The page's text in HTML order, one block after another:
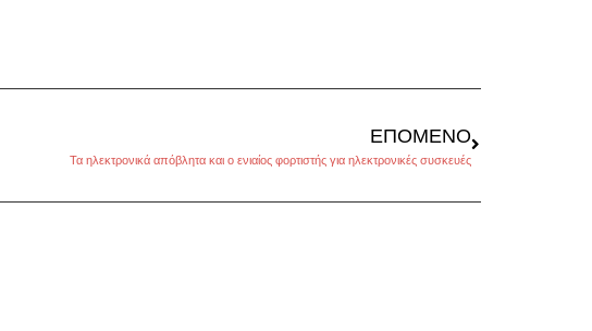
ΕΠΌΜΕΝΟ
Τα ηλεκτρονικά απόβλητα και ο ενιαίος φορτιστής για ηλεκτρονικές συσκευές